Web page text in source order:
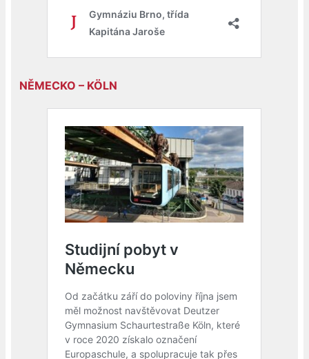
NĚMECKO – KÖLN